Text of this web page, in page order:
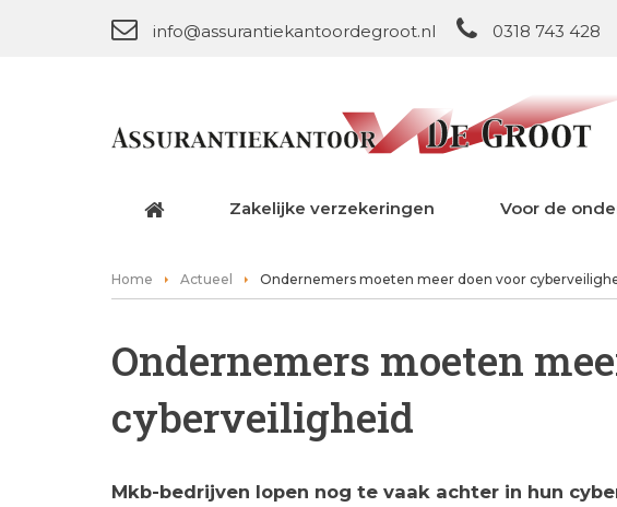
info@assurantiekantoordegroot.nl 0318 743 428
Zakelijke verzekeringen Voor de
Home Actueel Ondernemers moeten meer doen voor
Ondernemers moeten
cyberveiligheid
Mkb-bedrijven lopen nog te vaak achter in hun